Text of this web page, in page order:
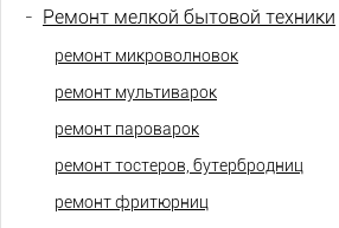
- Ремонт мелкой бытовой техники
ремонт микроволновок
ремонт мультиварок
ремонт пароварок
ремонт тостеров, бутербродниц
ремонт фритюрниц